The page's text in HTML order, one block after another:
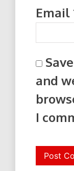
Email
and
I